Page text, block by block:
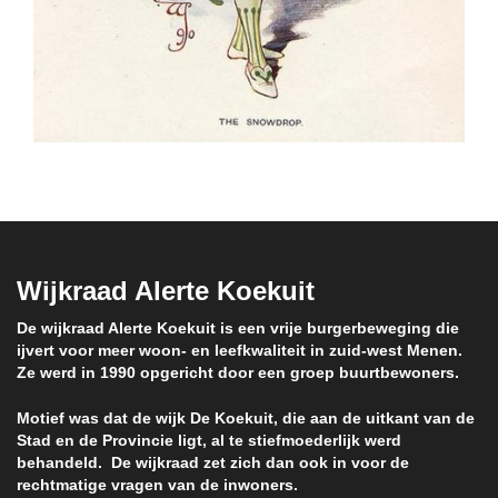
Wijkraad Alerte Koekuit
De wijkraad Alerte Koekuit is een vrije burgerbeweging die
ijvert voor meer woon- en leefkwaliteit in zuid-west Menen.
Ze werd in 1990 opgericht door een groep buurtbewoners.
Motief was dat de wijk De Koekuit, die aan de uitkant van de
Stad en de Provincie ligt, al te stiefmoederlijk werd
behandeld. De wijkraad zet zich dan ook in voor de
rechtmatige vragen van de inwoners.